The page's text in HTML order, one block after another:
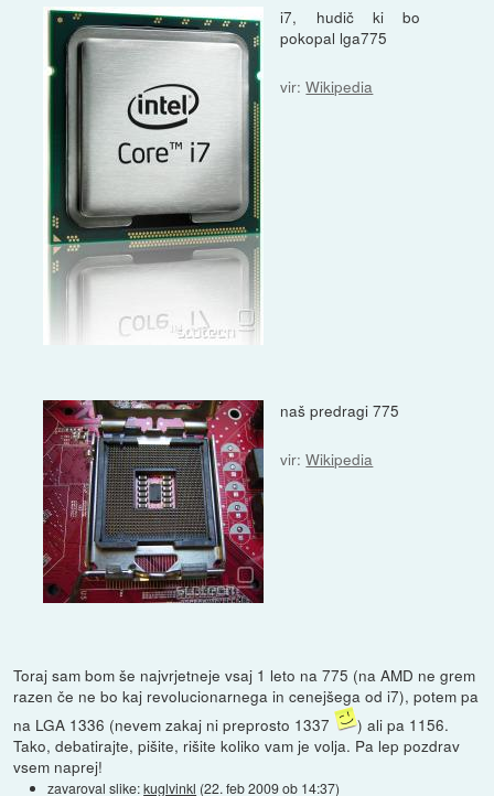
i7, hudič ki bo
pokopal lga775
vir:Wikipedia
naš predragi 775
vir:Wikipedia
Toraj sam bom še najvrjetneje vsaj 1 leto na 775 (na AMD ne grem
razen če ne bo kaj revolucionarnega in cenejšega od i7), potem pa
na LGA 1336 (nevem zakaj ni preprosto 1337
) ali pa 1156.
Tako, debatirajte, pišite, rišite koliko vam je volja. Pa lep pozdrav
vsem naprej!
zavaroval slike:kuglvinkl (22. feb 2009 ob 14:37)